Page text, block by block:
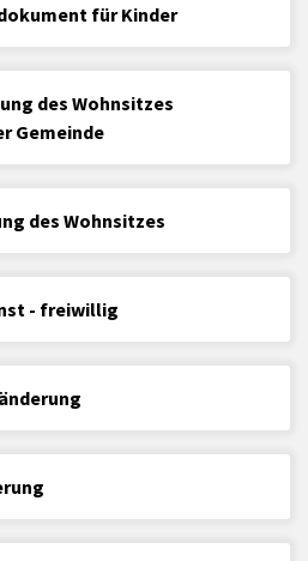
für Kinder
des Wohnsitzes
Gemeinde
des Wohnsitzes
- freiwillig